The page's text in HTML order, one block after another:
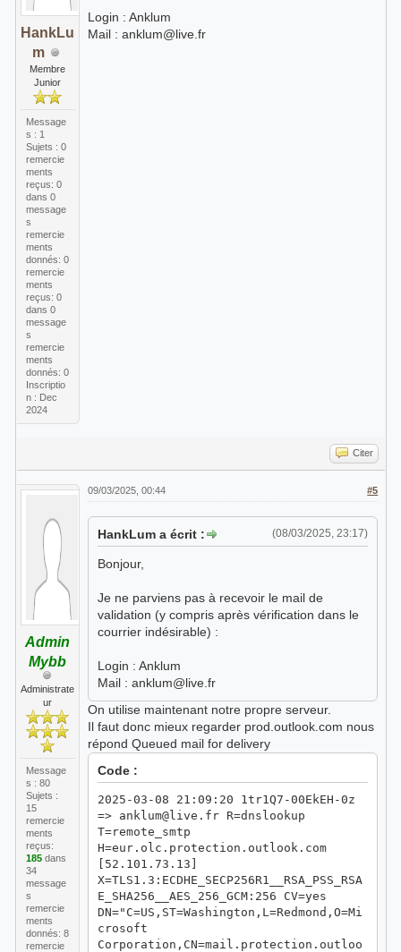
HankLu
m
Membre
Junior
Message
s : 1
Sujets : 0
remercie
ments
reçus: 0
dans 0
message
s
remercie
ments
donnés: 0
remercie
ments
reçus: 0
dans 0
message
s
remercie
ments
donnés: 0
Inscriptio
n : Dec
2024
Login : Anklum
Mail : anklum@live.fr
Citer
Admin
Mybb
Administrate
ur
Message
s : 80
Sujets :
15
remercie
ments
reçus:
185dans
34
message
s
remercie
ments
donnés: 8
remercie
#5
09/03/2025, 00:44
(08/03/2025, 23:17)
HankLum a écrit :
Bonjour,
Je ne parviens pas à recevoir le mail de
validation (y compris après vérification dans le
courrier indésirable) :
Login : Anklum
Mail : anklum@live.fr
On utilise maintenant notre propre serveur.
Il faut donc mieux regarder prod.outlook.com nous
répond Queued mail for delivery
Code :
2025-03-08 21:09:20 1tr1Q7-00EkEH-0z
=> anklum@live.fr R=dnslookup
T=remote_smtp
H=eur.olc.protection.outlook.com
[52.101.73.13]
X=TLS1.3:ECDHE_SECP256R1__RSA_PSS_RSA
E_SHA256__AES_256_GCM:256 CV=yes
DN="C=US,ST=Washington,L=Redmond,O=Mi
crosoft
Corporation,CN=mail.protection.outloo